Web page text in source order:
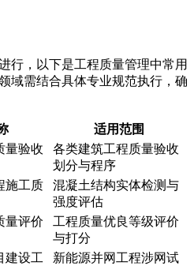
行，以下是工程质量管理中常用
域需结合具体专业规范执行，确
适用范围
量验收
各类建筑工程质量验收
划分与程序
施工质
混凝土结构实体检测与
强度评估
量评价
工程质量优良等级评价
与打分
建设工
新能源并网工程涉网试